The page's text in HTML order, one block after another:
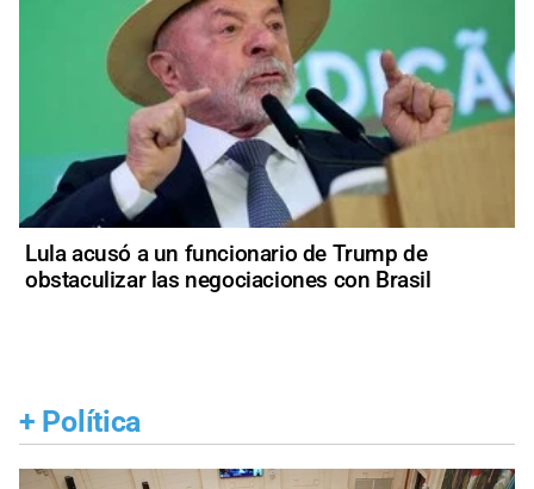
Lula acusó a un funcionario de Trump de
obstaculizar las negociaciones con Brasil
+ Política